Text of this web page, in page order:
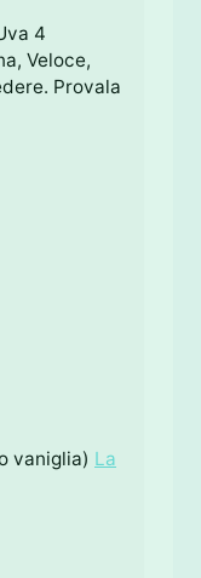
4
Veloce,
Provala
vaniglia) La